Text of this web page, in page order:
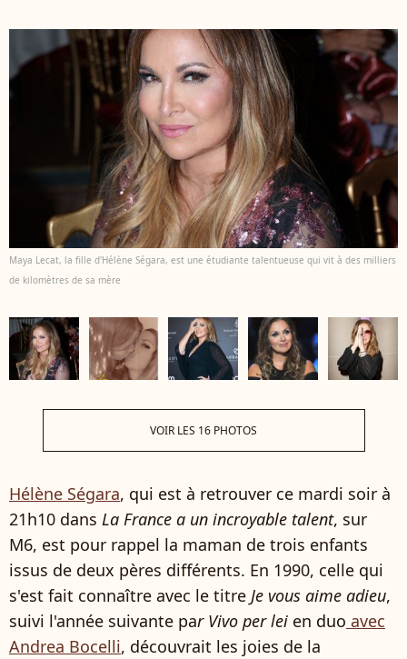
Maya Lecat, la fille d'Hélène Ségara, est une étudiante talentueuse qui vit à des milliers
de kilomètres de sa mère
VOIR LES 16 PHOTOS
Hélène Ségara, qui est à retrouver ce mardi soir à
21h10 dans La France a un incroyable talent, sur
M6, est pour rappel la maman de trois enfants
issus de deux pères différents. En 1990, celle qui
s'est fait connaître avec le titre Je vous aime adieu,
suivi l'année suivante par Vivo per lei en duo avec
Andrea Bocelli, découvrait les joies de la